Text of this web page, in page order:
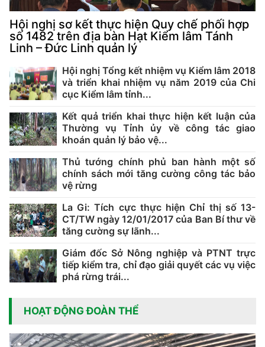
Hội nghị sơ kết thực hiện Quy chế phối hợp
số 1482 trên địa bàn Hạt Kiểm lâm Tánh
Linh – Đức Linh quản lý
Hội nghị Tổng kết nhiệm vụ Kiểm lâm 2018
và triển khai nhiệm vụ năm 2019 của Chi
cục Kiểm lâm tỉnh...
Kết quả triển khai thực hiện kết luận của
Thường vụ Tỉnh ủy về công tác giao
khoán quản lý bảo vệ...
Thủ tướng chính phủ ban hành một số
chính sách mới tăng cường công tác bảo
vệ rừng
La Gi: Tích cực thực hiện Chỉ thị số 13-
CT/TW ngày 12/01/2017 của Ban Bí thư về
tăng cường sự lãnh...
Giám đốc Sở Nông nghiệp và PTNT trực
tiếp kiểm tra, chỉ đạo giải quyết các vụ việc
phá rừng trái...
HOẠT ĐỘNG ĐOÀN THỂ